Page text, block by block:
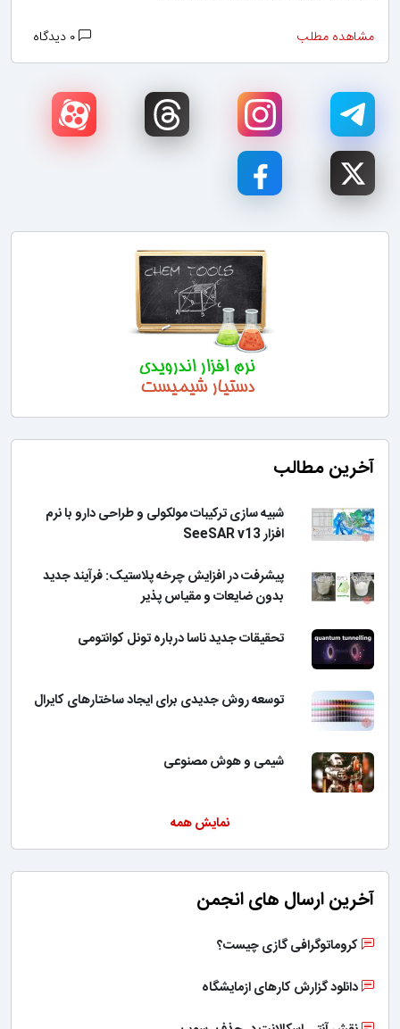
مشاهده مطلب
آخرین مطالب
شبیه سازی ترکیبات مولکولی و طراحی دارو با نرم
افزار SeeSAR v13
پیشرفت در افزایش چرخه پلاستیک: فرآیند جدید
بدون ضایعات و مقیاس پذیر
تحقیقات جدید ناسا درباره تونل کوانتومی
توسعه روش جدیدی برای ایجاد ساختارهای کایرال
شیمی و هوش مصنوعی
نمایش همه
آخرین ارسال های انجمن
کروماتوگرافی گازی چیست؟
دانلود گزارش کارهای ازمایشگاه